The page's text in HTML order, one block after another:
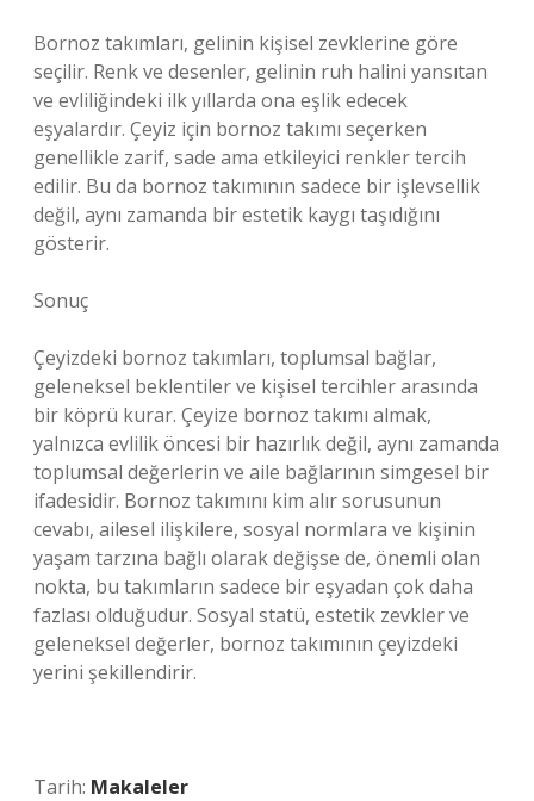
Bornoz takımları, gelinin kişisel zevklerine göre
seçilir. Renk ve desenler, gelinin ruh halini yansıtan
ve evliliğindeki ilk yıllarda ona eşlik edecek
eşyalardır. Çeyiz için bornoz takımı seçerken
genellikle zarif, sade ama etkileyici renkler tercih
edilir. Bu da bornoz takımının sadece bir işlevsellik
değil, aynı zamanda bir estetik kaygı taşıdığını
gösterir.
Sonuç
Çeyizdeki bornoz takımları, toplumsal bağlar,
geleneksel beklentiler ve kişisel tercihler arasında
bir köprü kurar. Çeyize bornoz takımı almak,
yalnızca evlilik öncesi bir hazırlık değil, aynı zamanda
toplumsal değerlerin ve aile bağlarının simgesel bir
ifadesidir. Bornoz takımını kim alır sorusunun
cevabı, ailesel ilişkilere, sosyal normlara ve kişinin
yaşam tarzına bağlı olarak değişse de, önemli olan
nokta, bu takımların sadece bir eşyadan çok daha
fazlası olduğudur. Sosyal statü, estetik zevkler ve
geleneksel değerler, bornoz takımının çeyizdeki
yerini şekillendirir.
Tarih: Makaleler